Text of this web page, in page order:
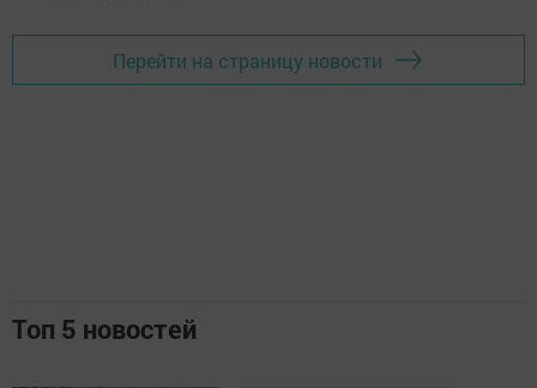
Перейти на страницу новости
Топ 5 новостей